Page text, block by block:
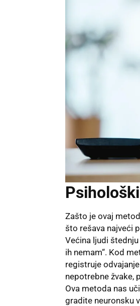
Zašto je ovaj
što rešava najveći
Većina ljudi
ih nemam“. Kod
registruje
nepotrebne žvake,
Ova metoda nas uči
gradite neuronsku